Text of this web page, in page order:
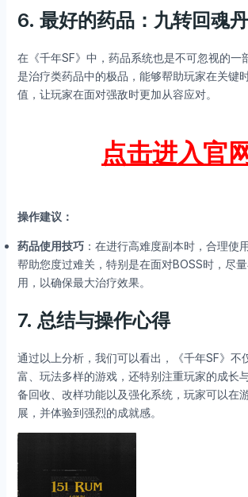
6. 最好的药品：九转回魂丹
在《千年SF》中，药品系统也是不可忽视的一
是治疗类药品中的极品，能够帮助玩家在关键
值，让玩家在面对强敌时更加从容应对。
点击进入官
操作建议：
药品使用技巧：在进行高难度副本时，合理使
帮助您度过难关，特别是在面对BOSS时，尽
用，以确保最大治疗效果。
7. 总结与操作心得
通过以上分析，我们可以看出，《千年SF》不
富、玩法多样的游戏，还特别注重玩家的成长
备回收、改样功能以及强化系统，玩家可以在
展，并体验到强烈的成就感。